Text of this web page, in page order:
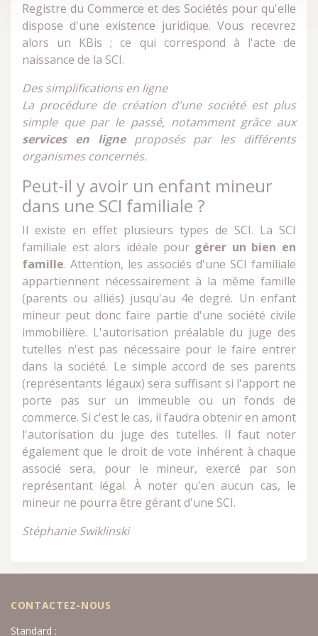
Registre du Commerce et des Sociétés pour qu'elle
dispose d'une existence juridique. Vous recevrez
alors un KBis ; ce qui correspond à l'acte de
naissance de la SCI.
Des simplifications en ligne
La procédure de création d'une société est plus
simple que par le passé, notamment grâce aux
services en ligneproposés par les différents
organismes concernés.
Peut-il y avoir un enfant mineur
dans une SCI familiale ?
Il existe en effet plusieurs types de SCI. La SCI
familiale est alors idéale pour gérer un bien en
famille. Attention, les associés d'une SCI familiale
appartiennent nécessairement à la même famille
(parents ou alliés) jusqu'au 4e degré. Un enfant
mineur peut donc faire partie d'une société civile
immobilière. L'autorisation préalable du juge des
tutelles n'est pas nécessaire pour le faire entrer
dans la société. Le simple accord de ses parents
(représentants légaux) sera suffisant si l'apport ne
porte pas sur un immeuble ou un fonds de
commerce. Si c'est le cas, il faudra obtenir en amont
l'autorisation du juge des tutelles. Il faut noter
également que le droit de vote inhérent à chaque
associé sera, pour le mineur, exercé par son
représentant légal. À noter qu'en aucun cas, le
mineur ne pourra être gérant d'une SCI.
Stéphanie Swiklinski
CONTACTEZ-NOUS
Standard :